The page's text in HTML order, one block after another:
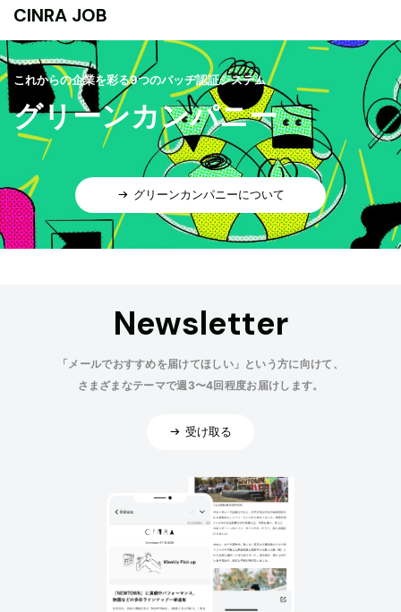
CINRA JOB
これからの企業を彩る9つのバッヂ認証システム
グリーンカンパニー
グリーンカンパニーについて
Newsletter
「メールでおすすめを届けてほしい」という方に向けて、
さまざまなテーマで週3〜4回程度お届けします。
受け取る